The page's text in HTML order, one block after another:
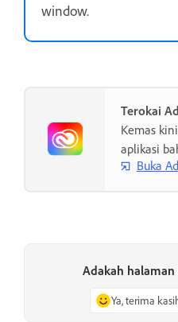
window.
Terokai
Kemas
aplikasi
Buka
Adakah
Ya, terima